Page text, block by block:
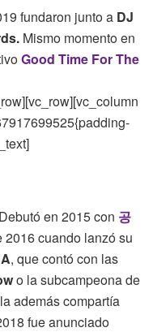
fundaron junto a DJ
Mismo momento en
Good Time For The
en 2015 con 공
2016 cuando lanzó su
, que contó con las
o la subcampeona de
además compartía
fue anunciado